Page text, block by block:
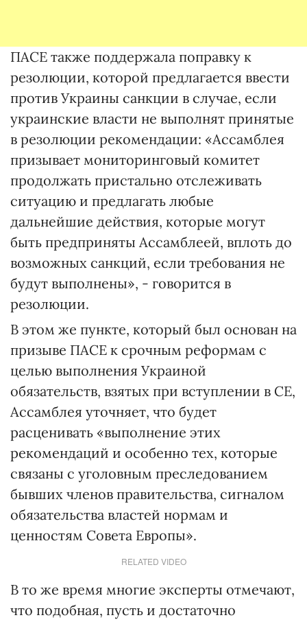
ПАСЕ также поддержала поправку к
резолюции, которой предлагается ввести
против Украины санкции в случае, если
украинские власти не выполнят принятые
в резолюции рекомендации: «Ассамблея
призывает мониторинговый комитет
продолжать пристально отслеживать
ситуацию и предлагать любые
дальнейшие действия, которые могут
быть предприняты Ассамб­леей, вплоть до
возможных санкций, если требования не
будут выполнены», - говорится в
резолюции.
В этом же пункте, который был основан на
призыве ПАСЕ к срочным реформам с
целью выполнения Украиной
обязательств, взятых при вступлении в СЕ,
Ассамблея уточняет, что будет
расценивать «выполнение этих
рекомендаций и особенно тех, которые
связаны с уголовным преследованием
бывших членов правительства, сигналом
обязательства властей нормам и
ценностям Совета Европы».
RELATED VIDEO
В то же время многие эксперты отмечают,
что подобная, пусть и достаточно